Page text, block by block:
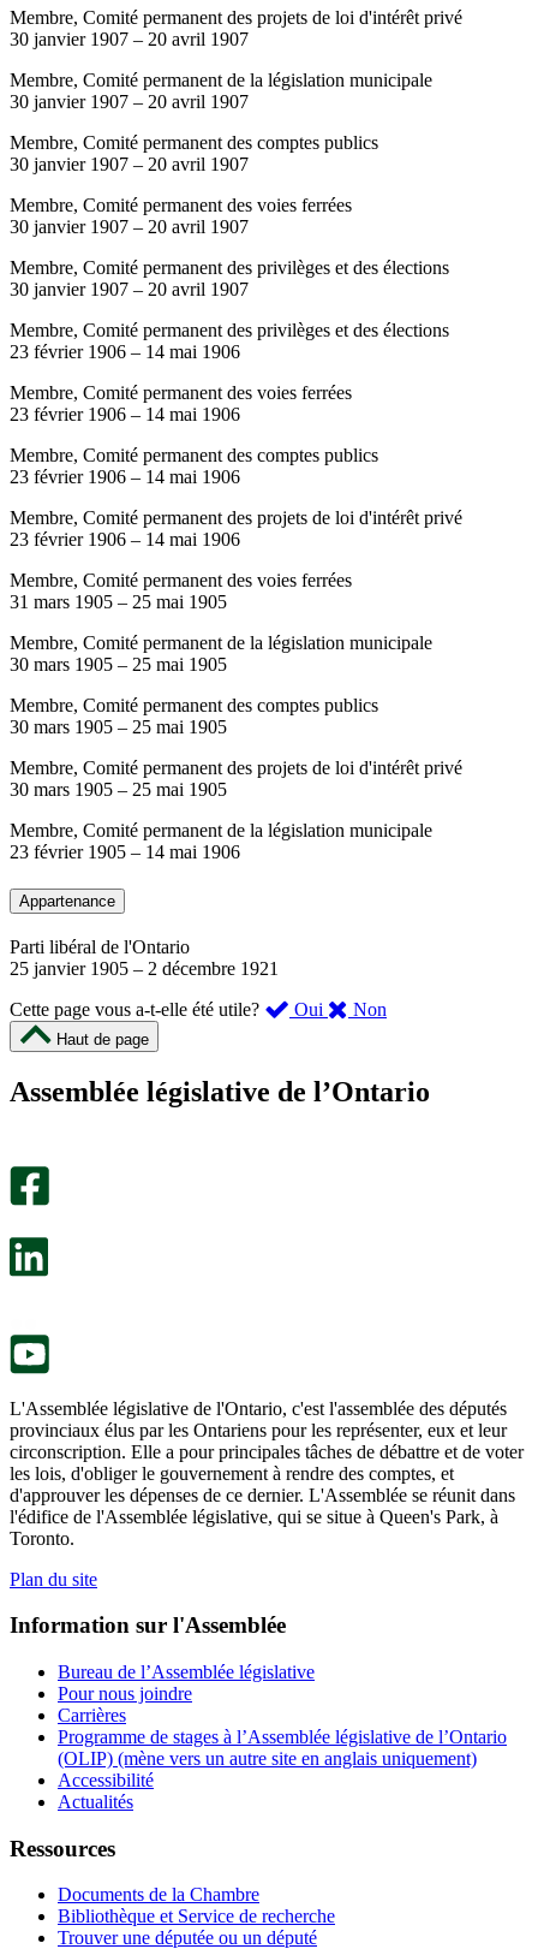
Membre, Comité permanent des projets de loi d'intérêt privé
30 janvier 1907 – 20 avril 1907
Membre, Comité permanent de la législation municipale
30 janvier 1907 – 20 avril 1907
Membre, Comité permanent des comptes publics
30 janvier 1907 – 20 avril 1907
Membre, Comité permanent des voies ferrées
30 janvier 1907 – 20 avril 1907
Membre, Comité permanent des privilèges et des élections
30 janvier 1907 – 20 avril 1907
Membre, Comité permanent des privilèges et des élections
23 février 1906 – 14 mai 1906
Membre, Comité permanent des voies ferrées
23 février 1906 – 14 mai 1906
Membre, Comité permanent des comptes publics
23 février 1906 – 14 mai 1906
Membre, Comité permanent des projets de loi d'intérêt privé
23 février 1906 – 14 mai 1906
Membre, Comité permanent des voies ferrées
31 mars 1905 – 25 mai 1905
Membre, Comité permanent de la législation municipale
30 mars 1905 – 25 mai 1905
Membre, Comité permanent des comptes publics
30 mars 1905 – 25 mai 1905
Membre, Comité permanent des projets de loi d'intérêt privé
30 mars 1905 – 25 mai 1905
Membre, Comité permanent de la législation municipale
23 février 1905 – 14 mai 1906
Appartenance
Parti libéral de l'Ontario
25 janvier 1905 – 2 décembre 1921
Cette page vous a-t-elle été utile?
Oui ,
été
Non
m’a
Haut de page
Assemblée législative de l’Ontario
L'Assemblée législative de l'Ontario, c'est l'assemblée des députés
provinciaux élus par les Ontariens pour les représenter, eux et leur
circonscription. Elle a pour principales tâches de débattre et de voter
les lois, d'obliger le gouvernement à rendre des comptes, et
d'approuver les dépenses de ce dernier. L'Assemblée se réunit dans
l'édifice de l'Assemblée législative, qui se situe à Queen's Park, à
Toronto.
Plan du site
Information sur l'Assemblée
Bureau de l’Assemblée législative
Pour nous joindre
Carrières
Programme de stages à l’Assemblée législative de l’Ontario
(OLIP) (mène vers un autre site en anglais uniquement)
Accessibilité
Actualités
Ressources
Documents de la Chambre
Bibliothèque et Service de recherche
Trouver une députée ou un député